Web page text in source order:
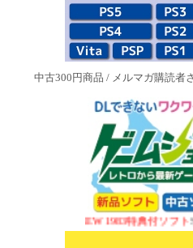
中古300円商品 / メルマガ購読者
NEW 1983特典付ソフトSUPER